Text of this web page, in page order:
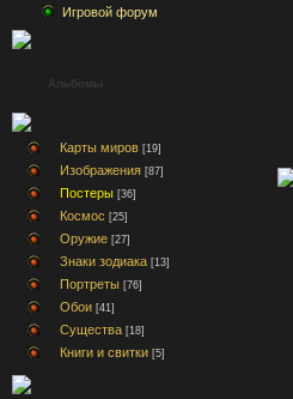
Игровой форум
Альбомы
Карты миров [19]
Изображения [87]
Постеры [36]
Космос [25]
Оружие [27]
Знаки зодиака [13]
Портреты [76]
Обои [41]
Существа [18]
Книги и свитки [5]